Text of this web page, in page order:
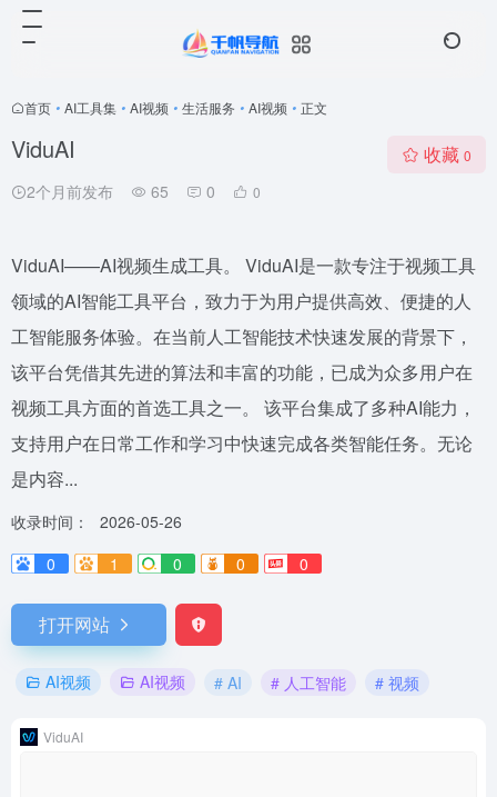
首页 • AI工具集 • AI视频 • 生活服务 • AI视频 • 正文
ViduAI
2个月前发布 65 0 0
收藏 0
ViduAI——AI视频生成工具。 ViduAI是一款专注于视频工具
领域的AI智能工具平台，致力于为用户提供高效、便捷的人
工智能服务体验。在当前人工智能技术快速发展的背景下，
该平台凭借其先进的算法和丰富的功能，已成为众多用户在
视频工具方面的首选工具之一。 该平台集成了多种AI能力，
支持用户在日常工作和学习中快速完成各类智能任务。无论
是内容...
收录时间：
2026-05-26
0
1 0 0 0
打开网站
AI视频 AI视频 # AI # 人工智能 # 视频
ViduAI